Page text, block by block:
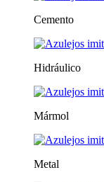
Cemento
Hidráulico
Mármol
Metal